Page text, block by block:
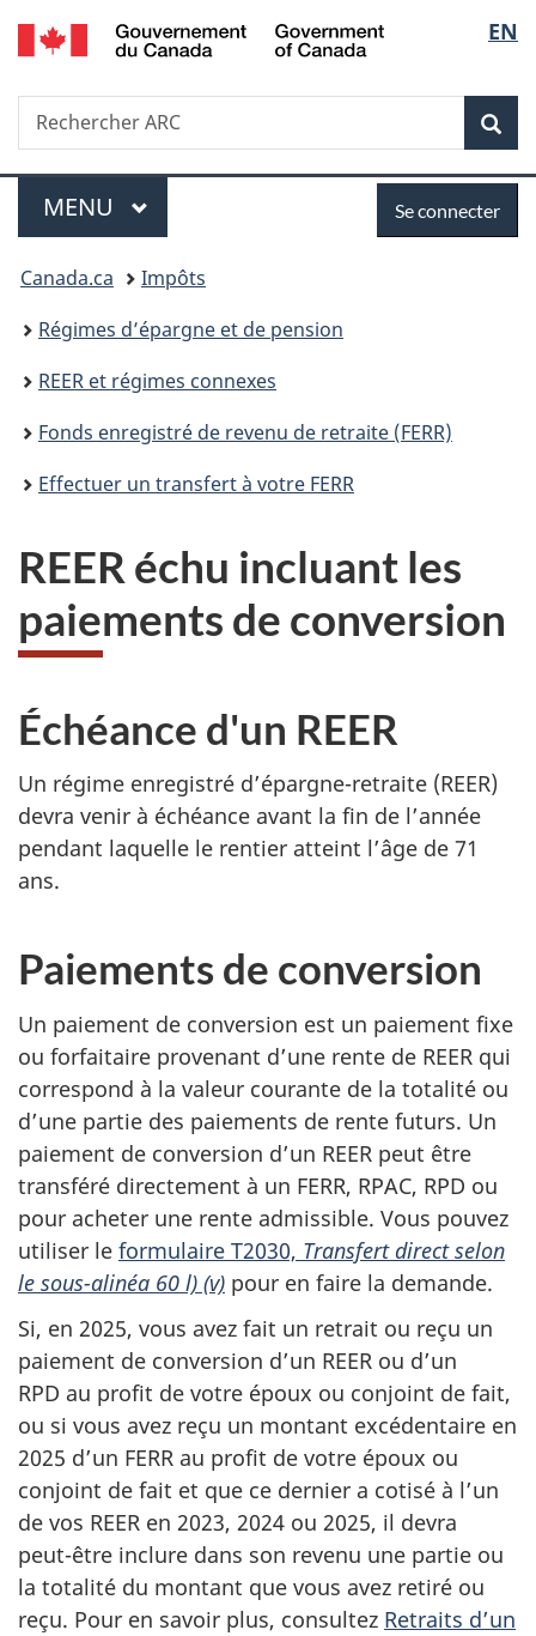
Passer
au
Passer
à
du
Passer
à
simplifiée
de
la
EN
Recherche
Rechercher
ARC
Menu
MENU PRINCIPAL
connecter
Se connecter
Vous
êtes
ici :
Canada.ca
Impôts
Régimes d’épargne et de pension
REER et régimes connexes
Fonds enregistré de revenu de retraite (FERR)
Effectuer un transfert à votre FERR
REER échu incluant les
paiements de conversion
Échéance d'un REER
Un régime enregistré d’épargne-retraite (REER)
devra venir à échéance avant la fin de l’année
pendant laquelle le rentier atteint l’âge de 71
ans.
Paiements de conversion
Un paiement de conversion est un paiement fixe
ou forfaitaire provenant d’une rente de REER qui
correspond à la valeur courante de la totalité ou
d’une partie des paiements de rente futurs. Un
paiement de conversion d’un REER peut être
transféré directement à un FERR, RPAC, RPD ou
pour acheter une rente admissible. Vous pouvez
utiliser le formulaire T2030, Transfert direct selon
le sous-alinéa 60 l) (v) pour en faire la demande.
Si, en 2025, vous avez fait un retrait ou reçu un
paiement de conversion d’un REER ou d’un
RPD au profit de votre époux ou conjoint de fait,
ou si vous avez reçu un montant excédentaire en
2025 d’un FERR au profit de votre époux ou
conjoint de fait et que ce dernier a cotisé à l’un
de vos REER en 2023, 2024 ou 2025, il devra
peut-être inclure dans son revenu une partie ou
la totalité du montant que vous avez retiré ou
reçu. Pour en savoir plus, consultez Retraits d’un